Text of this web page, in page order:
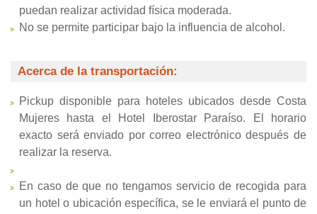
puedan realizar actividad física moderada.
No se permite participar bajo la influencia de alcohol.
Acerca de la transportación:
Pickup disponible para hoteles ubicados desde Costa
Mujeres hasta el Hotel Iberostar Paraíso. El horario
exacto será enviado por correo electrónico después de
realizar la reserva.
En caso de que no tengamos servicio de recogida para
un hotel o ubicación específica, se le enviará el punto de